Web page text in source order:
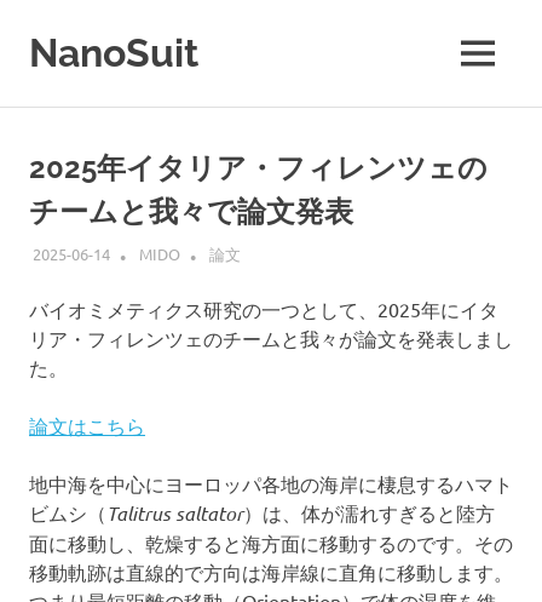
ン
NanoSuit
は、
体
高
分
子
水
液
を
生
物
の
MENU
2025年イタリア・フィレンツェの
チームと我々で論文発表
2025-06-14 MIDO 論文
バイオミメティクス研究の一つとして、2025年にイタ
リア・フィレンツェのチームと我々が論文を発表しまし
た。
論文はこちら
地中海を中心にヨーロッパ各地の海岸に棲息するハマト
ビムシ（ Talitrus saltator）は、体が濡れすぎると陸方
面に移動し、乾燥すると海方面に移動するのです。その
移動軌跡は直線的で方向は海岸線に直角に移動します。